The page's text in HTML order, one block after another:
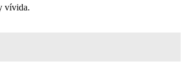
vívida.